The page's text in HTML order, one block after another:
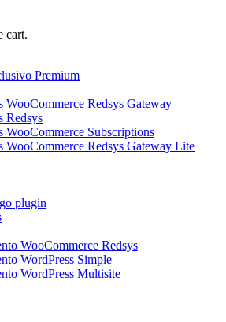
cart.
Premium
WooCommerce Redsys Gateway
Redsys
WooCommerce Subscriptions
WooCommerce Redsys Gateway Lite
plugin
WooCommerce Redsys
WordPress Simple
WordPress Multisite